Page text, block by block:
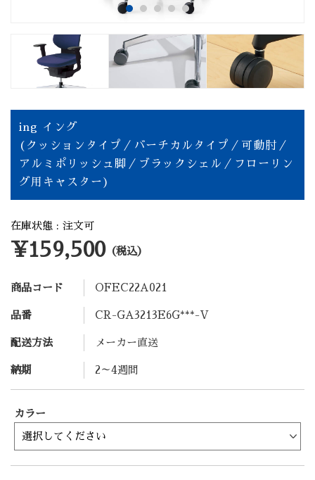
ing イング
(クッションタイプ／バーチカルタイプ／可動肘／
アルミポリッシュ脚／ブラックシェル／フローリン
グ用キャスター)
在庫状態 : 注文可
¥159,500（税込）
商品コード OFEC22A021
品番 CR-GA3213E6G***-V
配送方法 メーカー直送
納期 2～4週間
カラー